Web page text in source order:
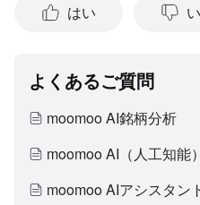
願いいたします。過去の投資
真実性、完全性、正確性、い
ついて、何の表明や保証もい
はい
よくあるご質問
moomoo AI銘柄分析
moomoo AI（人工知能
moomoo AIアシスタン